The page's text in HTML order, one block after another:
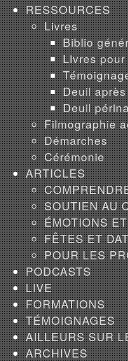
RESSOURCES
Livres
Biblio
Livres
Deuil
Deuil
Filmographie
Démarches
Cérémonie
ARTICLES
SOUTIEN AU
ÉMOTIONS
FÊTES ET
POUR LES
PODCASTS
LIVE
FORMATIONS
TÉMOIGNAGES
AILLEURS SUR
ARCHIVES